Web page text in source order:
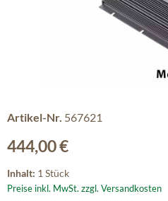
Artikel-Nr. 567621
Regulärer Preis:
444,00 €
Inhalt: 1 Stück
Preise inkl. MwSt. zzgl. Versandkosten